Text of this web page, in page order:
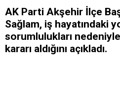
AK Parti Akşehir İlçe
Sağlam, iş hayatındaki
sorumlulukları
kararı aldığını açıkladı.